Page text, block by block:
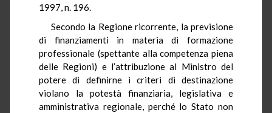
1997, n. 196.
Secondo la Regione ricorrente, la previsione
di finanziamenti in materia di formazione
professionale (spettante alla competenza piena
delle Regioni) e l’attribuzione al Ministro del
potere di definirne i criteri di destinazione
violano la potestà finanziaria, legislativa e
amministrativa regionale, perché lo Stato non